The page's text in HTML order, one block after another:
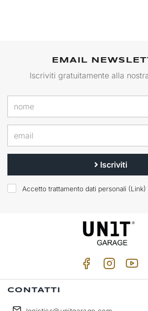
EMAIL
Iscriviti gratuitamente alla
Iscriviti
Accetto trattamento dati personali (Link)
CONTATTI